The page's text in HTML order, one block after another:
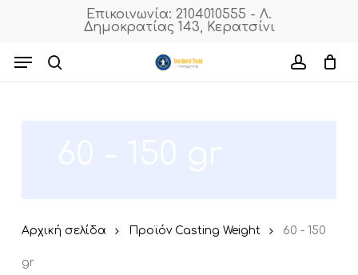
content
Επικοινωνία: 2104010555 - Λ.
Δημοκρατίας 143, Κερατσίνι
Menu
Cart
Αρχική σελίδα Προϊόν Casting Weight 60 - 150
gr
Filters